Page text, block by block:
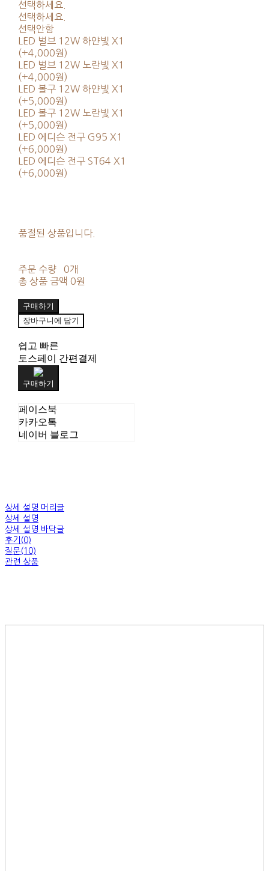
선택하세요.
선택하세요.
선택안함
LED 벌브 12W 하얀빛 X1
(+4,000원)
LED 벌브 12W 노란빛 X1
(+4,000원)
LED 볼구 12W 하얀빛 X1
(+5,000원)
LED 볼구 12W 노란빛 X1
(+5,000원)
LED 에디슨 전구 G95 X1
(+6,000원)
LED 에디슨 전구 ST64 X1
(+6,000원)
품절된 상품입니다.
주문 수량
0개
총 상품 금액 0원
구매하기
장바구니에 담기
쉽고 빠른
토스페이 간편결제
구매하기
페이스북
카카오톡
네이버 블로그
상세 설명 머리글
상세 설명
상세 설명 바닥글
후기(0)
질문(10)
관련 상품